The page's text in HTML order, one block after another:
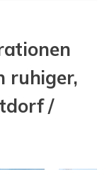
ruhiger,
/